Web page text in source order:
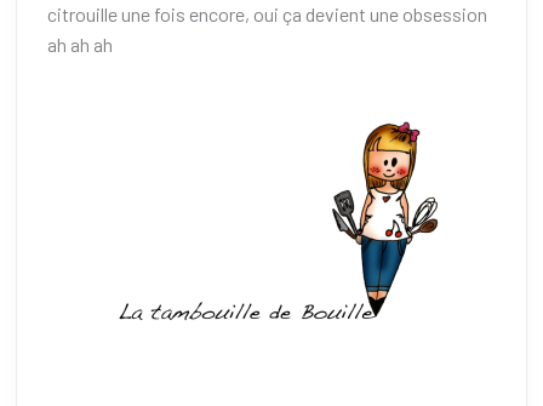
citrouille une fois encore, oui ça devient une obsession
ah ah ah